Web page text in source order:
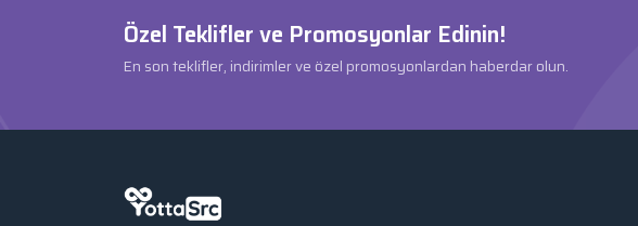
Özel Teklifler ve Promosyonlar Edinin!
En son teklifler, indirimler ve özel promosyonlardan haberdar olun.